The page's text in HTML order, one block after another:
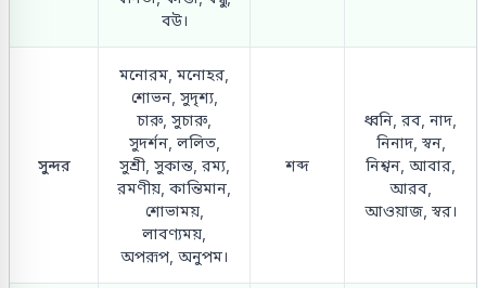
বউ।
সুন্দর
মনোরম, মনোহর,
শোভন, সুদৃশ্য,
চারু, সুচারু,
সুদর্শন, ললিত,
সুশ্রী, সুকান্ত, রম্য,
রমণীয়, কান্তিমান,
শোভাময়,
লাবণ্যময়,
অপরূপ, অনুপম।
শব্দ
ধ্বনি, রব, নাদ,
নিনাদ, স্বন,
নিশ্বন, আবার,
আরব,
আওয়াজ, স্বর।